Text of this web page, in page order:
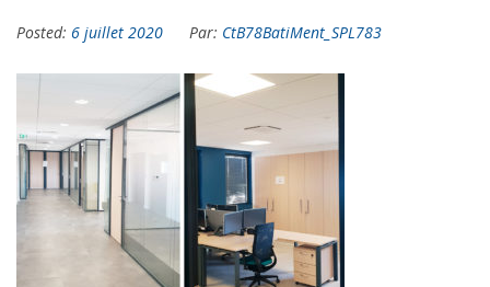
Posted: 6 juillet 2020 Par: CtB78BatiMent_SPL783